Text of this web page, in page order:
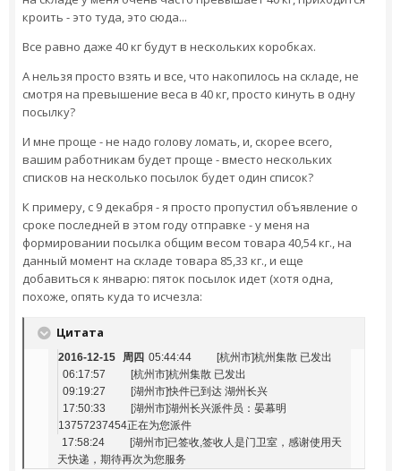
кроить - это туда, это сюда...
Все равно даже 40 кг будут в нескольких коробках.
А нельзя просто взять и все, что накопилось на складе, не
смотря на превышение веса в 40 кг, просто кинуть в одну
посылку?
И мне проще - не надо голову ломать, и, скорее всего,
вашим работникам будет проще - вместо нескольких
списков на несколько посылок будет один список?
К примеру, с 9 декабря - я просто пропустил объявление о
сроке последней в этом году отправке - у меня на
формировании посылка общим весом товара 40,54 кг., на
данный момент на складе товара 85,33 кг., и еще
добавиться к январю: пяток посылок идет (хотя одна,
похоже, опять куда то исчезла:
Цитата
2016-12-15 周四 05:44:44
[杭州市]杭州集散 已发出
06:17:57
[杭州市]杭州集散 已发出
09:19:27
[湖州市]快件已到达 湖州长兴
17:50:33
[湖州市]湖州长兴派件员：晏幕明
13757237454正在为您派件
17:58:24
[湖州市]已签收,签收人是门卫室，感谢使用天
天快递，期待再次为您服务